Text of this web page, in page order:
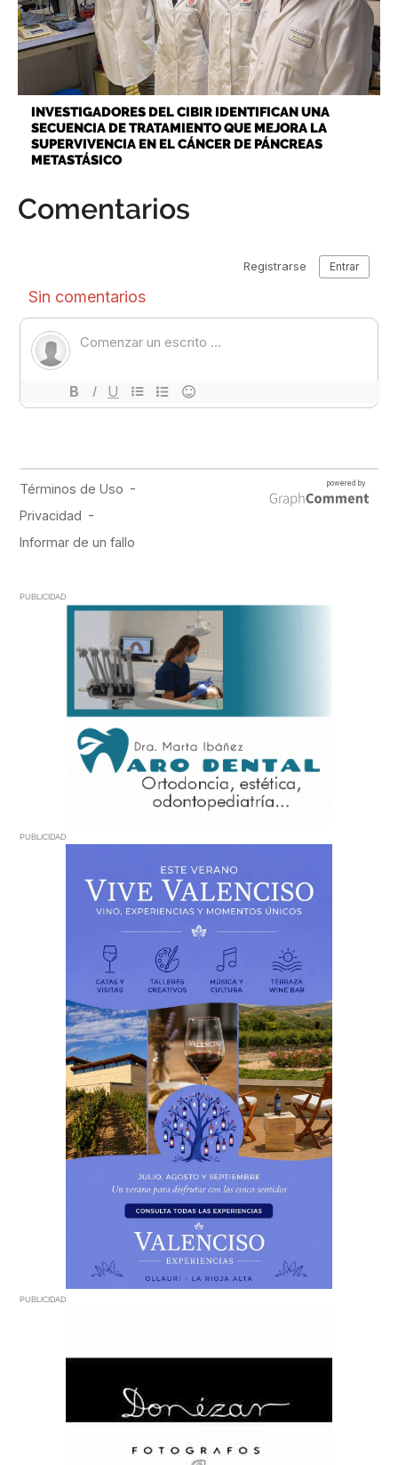
INVESTIGADORES DEL CIBIR IDENTIFICAN UNA
SECUENCIA DE TRATAMIENTO QUE MEJORA LA
SUPERVIVENCIA EN EL CÁNCER DE PÁNCREAS
METASTÁSICO
Comentarios
PUBLICIDAD
PUBLICIDAD
PUBLICIDAD